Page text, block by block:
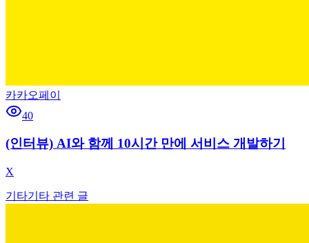
카카오페이
40
(인터뷰) AI와 함께 10시간 만에 서비스 개발하기
X
기타기타 관련 글